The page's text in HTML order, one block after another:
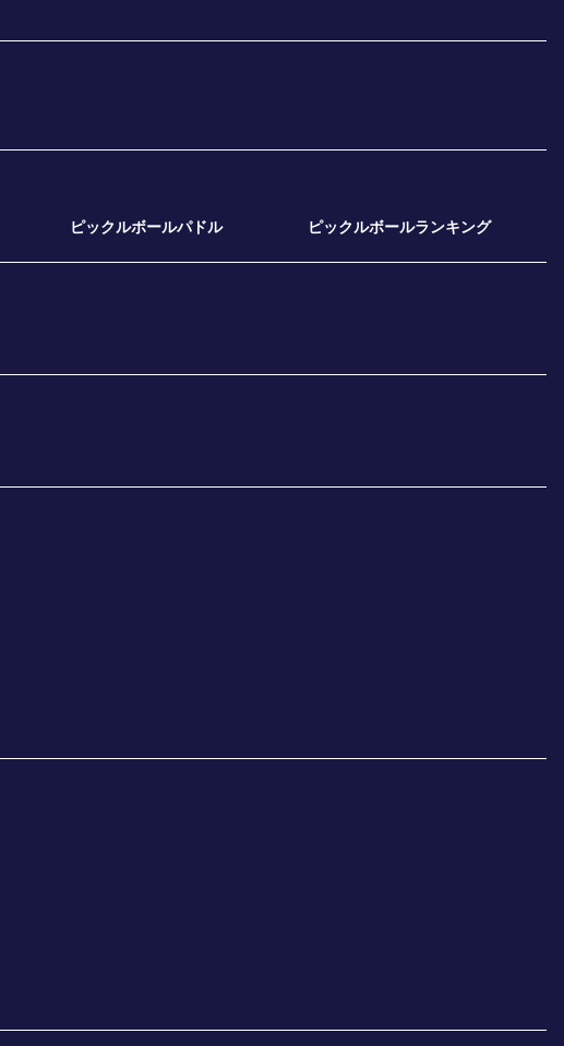
ピックルボールパドル ピックルボールランキング